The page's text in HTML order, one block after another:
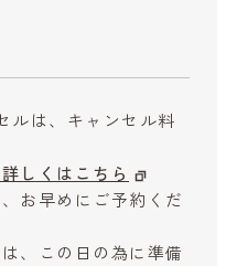
ルは、キャンセル料
しくはこちら
お早めにご予約くだ
、この日の為に準備